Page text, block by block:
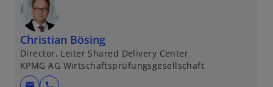
Christian Bösing
Director, Leiter Shared Delivery Center
KPMG AG Wirtschaftsprüfungsgesellschaft
mail call